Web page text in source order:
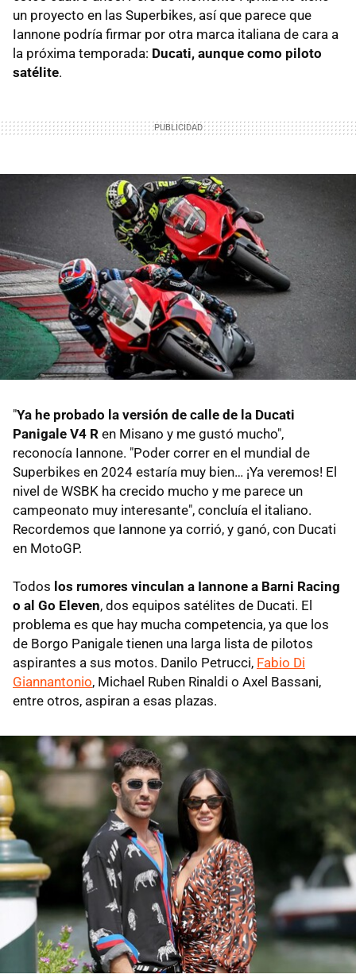
un proyecto en las Superbikes, así que parece que
Iannone podría firmar por otra marca italiana de cara a
la próxima temporada: Ducati, aunque como piloto
satélite.
"Ya he probado la versión de calle de la Ducati
Panigale V4 R en Misano y me gustó mucho",
reconocía Iannone. "Poder correr en el mundial de
Superbikes en 2024 estaría muy bien… ¡Ya veremos! El
nivel de WSBK ha crecido mucho y me parece un
campeonato muy interesante", concluía el italiano.
Recordemos que Iannone ya corrió, y ganó, con Ducati
en MotoGP.
Todos los rumores vinculan a Iannone a Barni Racing
o al Go Eleven, dos equipos satélites de Ducati. El
problema es que hay mucha competencia, ya que los
de Borgo Panigale tienen una larga lista de pilotos
aspirantes a sus motos. Danilo Petrucci, Fabio Di
Giannantonio, Michael Ruben Rinaldi o Axel Bassani,
entre otros, aspiran a esas plazas.